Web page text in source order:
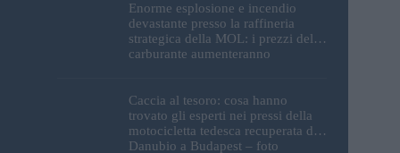
Enorme esplosione e incendio
devastante presso la raffineria
strategica della MOL: i prezzi del
carburante aumenteranno
Caccia al tesoro: cosa hanno
trovato gli esperti nei pressi della
motocicletta tedesca recuperata dal
Danubio a Budapest – foto